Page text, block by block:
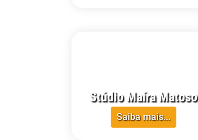
Stúdio Maíra Matoso
Saiba mais...